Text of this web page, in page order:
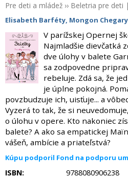
Pre deti a mládež ›› Beletria pre deti |
Elisabeth Barféty, Mongon
V parížskej Opernej
Najmladšie dievčatká
dve úlohy v balete
sa zodpovedne
rebeluje. Zdá sa, že
je úplne pokojná.
povzbudzuje ich, uisťuje... a
Vyzerá to tak, že si
o úlohu v opere. Kto nakoniec
balete? A ako sa empatickej
vášeň, ambície a priateľstvá?
Kúpu podporil Fond na podporu
ISBN:
9788080906238